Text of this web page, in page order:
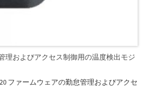
理およびアクセス制御用の温度検出モジ
ファームウェアの勤怠管理およびアクセ